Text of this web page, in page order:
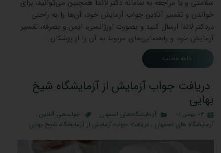
سلامتی و یا مراجعه به سامانه دکتر لاندا همچنین می‌توانید، برای
خواندن و تفسیر آنلاین جواب آزمایش خود، آن‌ها را به راحتی
دردکتر لاندا ارسال کنید و بصورت اورژانسی، ایمن و بصرفه، تفسیر
آزمایش خود و راهنمایی‌های مربوط به آن را از پزشکان …
ادامه مطلب
دریافت جواب آزمایش از آزمایشگاه شیخ
بهایی
۰۳ بهمن ۰۱ آزمایشگاه‌های اصفهان جوابدهی آنلاین ،
آزمایشگاه های اصفهان ، دریافت جواب آزمایش از آزمایشگاه شیخ بهایی